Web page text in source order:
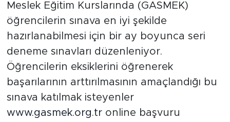
Meslek Eğitim Kurslarında (GASMEK)
öğrencilerin sınava en iyi şekilde
hazırlanabilmesi için bir ay boyunca seri
deneme sınavları düzenleniyor.
Öğrencilerin eksiklerini öğrenerek
başarılarının arttırılmasının amaçlandığı bu
sınava katılmak isteyenler
www.gasmek.org.tronline başvuru